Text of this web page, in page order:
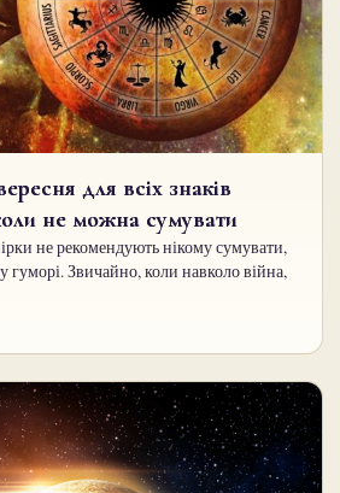
для всіх знаків
не можна сумувати
не рекомендують нікому сумувати,
гуморі. Звичайно, коли навколо війна,